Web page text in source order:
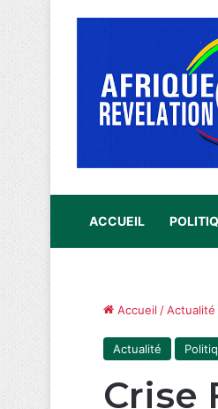
ACCUEIL
Accueil /Actualité
Actualité
Crise